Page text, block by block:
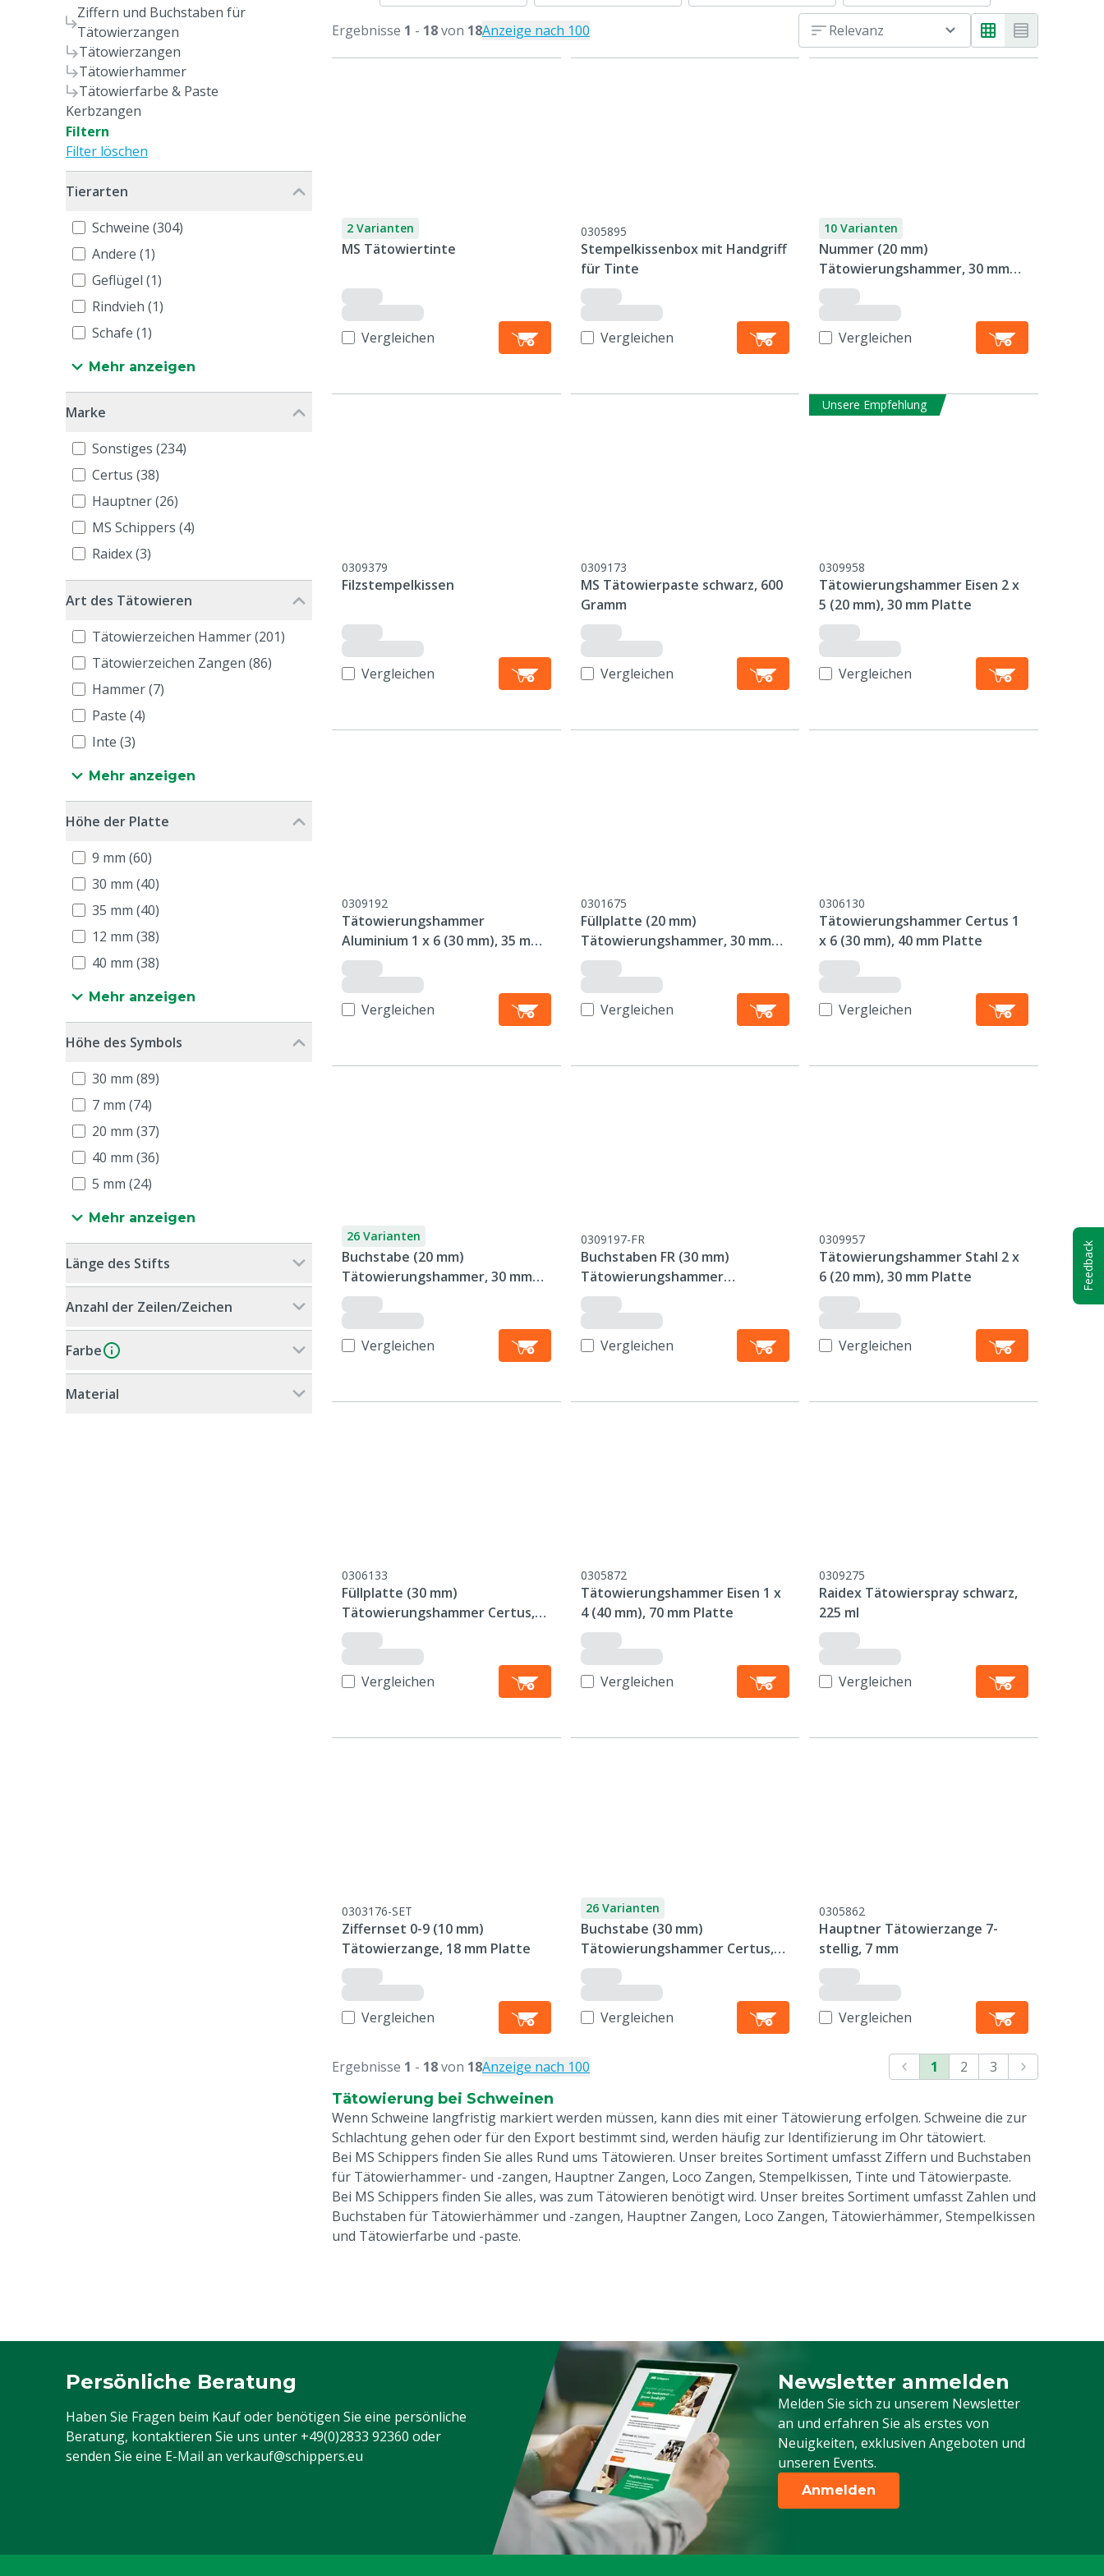
Ziffern und Buchstaben für
Tätowierzangen
Tätowierzangen
Tätowierhammer
Tätowierfarbe & Paste
Kerbzangen
Filtern
Filter löschen
Tierarten
Schweine (304)
Andere (1)
Geflügel (1)
Rindvieh (1)
Schafe (1)
Mehr anzeigen
Marke
Sonstiges (234)
Certus (38)
Hauptner (26)
MS Schippers (4)
Raidex (3)
Art des Tätowieren
Tätowierzeichen Hammer (201)
Tätowierzeichen Zangen (86)
Hammer (7)
Paste (4)
Inte (3)
Mehr anzeigen
Höhe der Platte
9 mm (60)
30 mm (40)
35 mm (40)
12 mm (38)
40 mm (38)
Mehr anzeigen
Höhe des Symbols
30 mm (89)
7 mm (74)
20 mm (37)
40 mm (36)
5 mm (24)
Mehr anzeigen
Länge des Stifts
Anzahl der Zeilen/Zeichen
Farbe
Material
Ergebnisse 1 - 18von 18Anzeige nach 100 Relevanz
2 Varianten
MS Tätowiertinte
Vergleichen
0305895
Stempelkissenbox mit Handgriff
für Tinte
Vergleichen
10 Varianten
Nummer (20 mm)
Tätowierungshammer, 30 mm
Platte
Vergleichen
0309379
Filzstempelkissen
Vergleichen
0309173
MS Tätowierpaste schwarz, 600
Gramm
Vergleichen
Unsere Empfehlung
0309958
Tätowierungshammer Eisen 2 x
5 (20 mm), 30 mm Platte
Vergleichen
0309192
Tätowierungshammer
Aluminium 1 x 6 (30 mm), 35 mm
Platte
Vergleichen
0301675
Füllplatte (20 mm)
Tätowierungshammer, 30 mm
Platte
Vergleichen
0306130
Tätowierungshammer Certus 1
x 6 (30 mm), 40 mm Platte
Vergleichen
26 Varianten
Buchstabe (20 mm)
Tätowierungshammer, 30 mm
Platte
Vergleichen
0309197-FR
Buchstaben FR (30 mm)
Tätowierungshammer
Aluminium, 35 mm Platte
Vergleichen
0309957
Tätowierungshammer Stahl 2 x
6 (20 mm), 30 mm Platte
Vergleichen
0306133
Füllplatte (30 mm)
Tätowierungshammer Certus,
40 mm Platte
Vergleichen
0305872
Tätowierungshammer Eisen 1 x
4 (40 mm), 70 mm Platte
Vergleichen
0309275
Raidex Tätowierspray schwarz,
225 ml
Vergleichen
0303176-SET
Ziffernset 0-9 (10 mm)
Tätowierzange, 18 mm Platte
Vergleichen
26 Varianten
Buchstabe (30 mm)
Tätowierungshammer Certus,
40 mm Platte
Vergleichen
0305862
Hauptner Tätowierzange 7-
stellig, 7 mm
Vergleichen
Ergebnisse 1 - 18von 18Anzeige nach 100 1 2
3
Tätowierung bei Schweinen
Wenn Schweine langfristig markiert werden müssen, kann dies mit einer Tätowierung erfolgen. Schweine die zur
Schlachtung gehen oder für den Export bestimmt sind, werden häufig zur Identifizierung im Ohr tätowiert.
Bei MS Schippers finden Sie alles Rund ums Tätowieren. Unser breites Sortiment umfasst Ziffern und Buchstaben
für Tätowierhammer- und -zangen, Hauptner Zangen, Loco Zangen, Stempelkissen, Tinte und Tätowierpaste.
Bei MS Schippers finden Sie alles, was zum Tätowieren benötigt wird. Unser breites Sortiment umfasst Zahlen und
Buchstaben für Tätowierhämmer und -zangen, Hauptner Zangen, Loco Zangen, Tätowierhämmer, Stempelkissen
und Tätowierfarbe und -paste.
Persönliche Beratung
Haben Sie Fragen beim Kauf oder benötigen Sie eine persönliche
Beratung, kontaktieren Sie uns unter +49(0)2833 92360 oder
senden Sie eine E-Mail an verkauf@schippers.eu
Newsletter anmelden
Melden Sie sich zu unserem Newsletter
an und erfahren Sie als erstes von
Neuigkeiten, exklusiven Angeboten und
unseren Events.
Melden Sie sich für unseren Newsletter
Anmelden
Feedback